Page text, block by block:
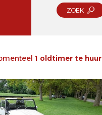
ZOEK
1 oldtimer te huur